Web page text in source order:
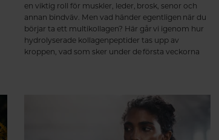
en viktig roll för muskler, leder, brosk, senor och
annan bindväv. Men vad händer egentligen när du
börjar ta ett multikollagen? Här går vi igenom hur
hydrolyserade kollagenpeptider tas upp av
kroppen, vad som sker under de första veckorna
för muskler och leder Intresset för kollagentillskott
fortsätter att öka – inte bara för hudens skull, utan
också för muskler, leder, senor och annan bindväv.
Men vad händer egentligen i kroppen när man